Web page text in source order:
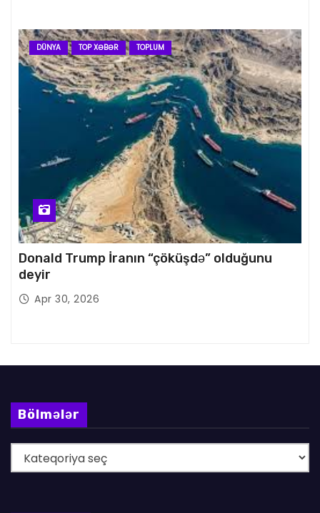
DÜNYA TOP XƏBƏR TOPLUM
Donald Trump İranın “çöküşdə” olduğunu
deyir
Apr 30, 2026
Bölmələr
ö